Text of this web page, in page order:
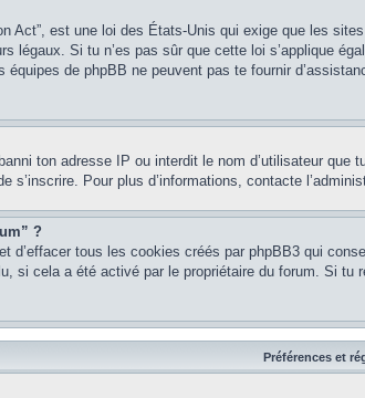
Act”, est une loi des États-Unis qui exige que les
légaux. Si tu n’es pas sûr que cette loi s’applique
équipes de phpBB ne peuvent pas te fournir
ton adresse IP ou interdit le nom d’utilisateur
s’inscrire. Pour plus d’informations, contacte
?
d’effacer tous les cookies créés par phpBB3 qui
si cela a été activé par le propriétaire du forum. Si
Préférences et